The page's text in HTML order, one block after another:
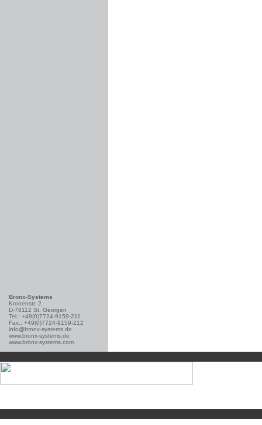
Bronx-Systems
Kronenstr. 2
D-78112 St. Georgen
Tel.: +49(0)7724-9159-211
Fax.: +49(0)7724-9159-212
info@bronx-systems.de
www.bronx-systems.de
www.bronx-systems.com